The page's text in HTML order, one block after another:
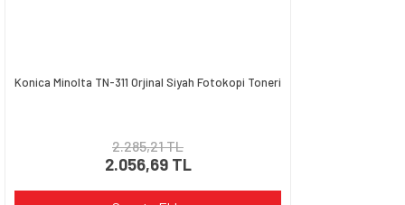
Konica Minolta TN-311 Orjinal Siyah Fotokopi Toneri
2.285,21 TL
2.056,69 TL